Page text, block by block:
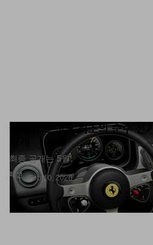
패션
페라리 브랜드 최초의 순수 전
최종 공개는 5월.
Feb 10, 2026